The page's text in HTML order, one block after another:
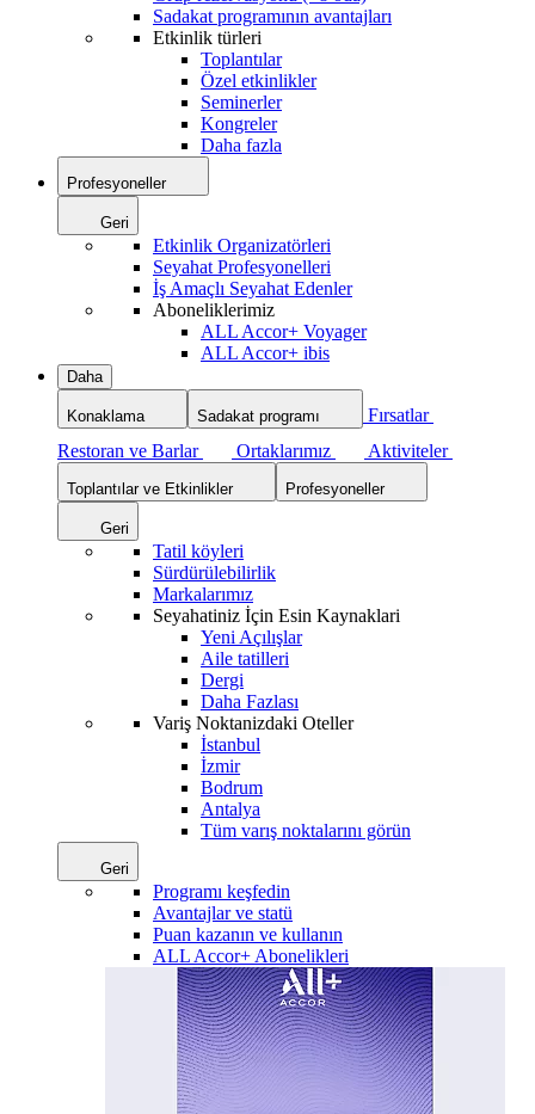
Sadakat programının avantajları
Etkinlik türleri
Toplantılar
Özel etkinlikler
Seminerler
Kongreler
Daha fazla
Profesyoneller
Geri
Etkinlik Organizatörleri
Seyahat Profesyonelleri
İş Amaçlı Seyahat Edenler
Aboneliklerimiz
ALL Accor+ Voyager
ALL Accor+ ibis
Daha
Konaklama Sadakat programı
Fırsatlar
Restoran ve Barlar
Ortaklarımız Aktiviteler
Toplantılar ve Etkinlikler Profesyoneller
Geri
Tatil köyleri
Sürdürülebilirlik
Markalarımız
Seyahatiniz İçin Esin Kaynaklari
Yeni Açılışlar
Aile tatilleri
Dergi
Daha Fazlası
Variş Noktanizdaki Oteller
İstanbul
İzmir
Bodrum
Antalya
Tüm varış noktalarını görün
Geri
Programı keşfedin
Avantajlar ve statü
Puan kazanın ve kullanın
ALL Accor+ Abonelikleri